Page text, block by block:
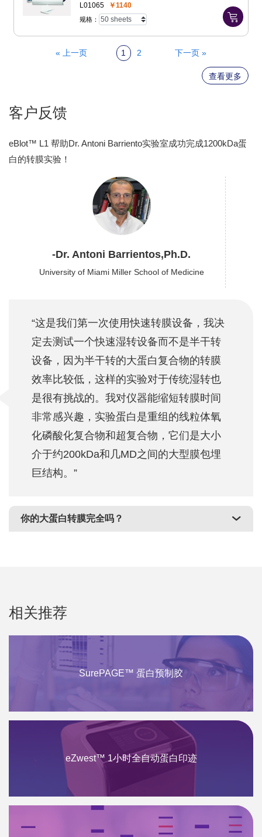
L01065 ￥1140
规格：
« 上一页 1 2 下一页 »
查看更多
客户反馈
eBlot™ L1 帮助Dr. Antoni Barriento实验室成功完成1200kDa蛋
白的转膜实验！
-Dr. Antoni Barrientos,Ph.D.
University of Miami Miller School of Medicine
“这是我们第一次使用快速转膜设备，我决
定去测试一个快速湿转设备而不是半干转
设备，因为半干转的大蛋白复合物的转膜
效率比较低，这样的实验对于传统湿转也
是很有挑战的。我对仪器能缩短转膜时间
非常感兴趣，实验蛋白是重组的线粒体氧
化磷酸化复合物和超复合物，它们是大小
介于约200kDa和几MD之间的大型膜包埋
巨结构。”
你的大蛋白转膜完全吗？
相关推荐
SurePAGE™ 蛋白预制胶
eZwest™ 1小时全自动蛋白印迹